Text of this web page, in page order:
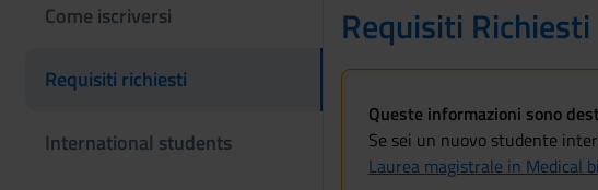
Come iscriversi
Requisiti richiesti
International students
Requisiti Richiesti
Queste informazioni sono
Se sei un nuovo studente
Laurea magistrale in Medical